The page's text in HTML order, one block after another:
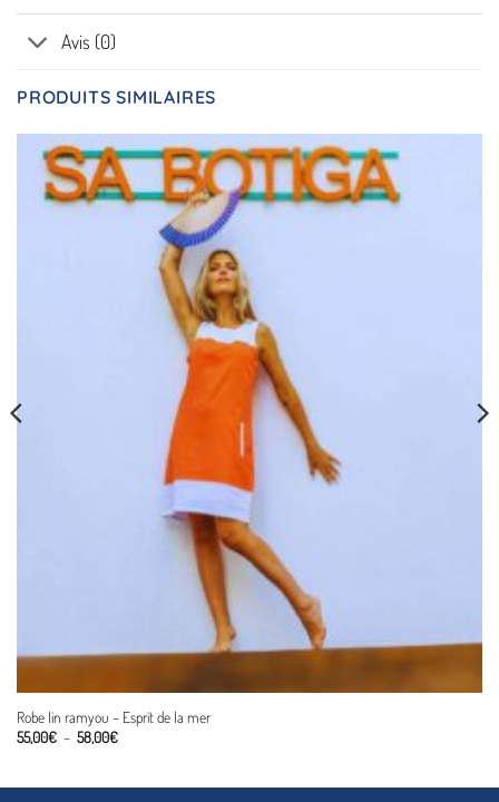
Avis (0)
PRODUITS SIMILAIRES
Robe lin ramyou – Esprit de la mer
55,00€ – 58,00€Plage
à